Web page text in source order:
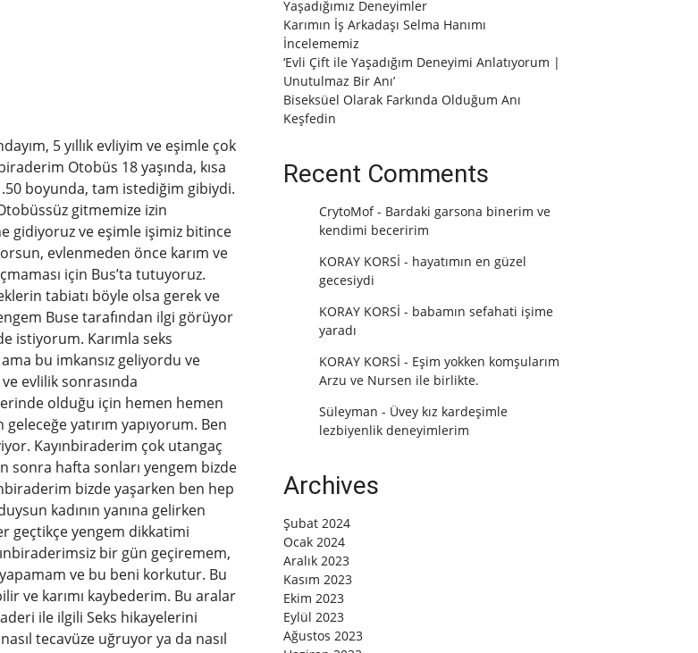
5 yıllık evliyim ve eşimle çok
Otobüs 18 yaşında, kısa
boyunda, tam istediğim gibiydi.
gitmemize izin
gidiyoruz ve eşimle işimiz bitince
evlenmeden önce karım ve
için Bus’ta tutuyoruz.
tabiatı böyle olsa gerek ve
Buse tarafından ilgi görüyor
istiyorum. Karımla seks
bu imkansız geliyordu ve
evlilik sonrasında
olduğu için hemen hemen
yatırım yapıyorum. Ben
Kayınbiraderim çok utangaç
sonra hafta sonları yengem bizde
bizde yaşarken ben hep
kadının yanına gelirken
geçtikçe yengem dikkatimi
bir gün geçiremem,
ve bu beni korkutur. Bu
ve karımı kaybederim. Bu aralar
ile ilgili Seks hikayelerini
tecavüze uğruyor ya da nasıl
Yaşadığımız Deneyimler
Karımın İş Arkadaşı Selma Hanımı
İncelememiz
‘Evli Çift ile Yaşadığım Deneyimi Anlatıyorum |
Unutulmaz Bir Anı’
Biseksüel Olarak Farkında Olduğum Anı
Keşfedin
Recent Comments
CrytoMof- Bardaki garsona binerim ve
kendimi beceririm
KORAY KORSİ - hayatımın en güzel
gecesiydi
KORAY KORSİ - babamın sefahati işime
yaradı
KORAY KORSİ - Eşim yokken komşularım
Arzu ve Nursen ile birlikte.
Süleyman - Üvey kız kardeşimle
lezbiyenlik deneyimlerim
Archives
Şubat 2024
Ocak 2024
Aralık 2023
Kasım 2023
Ekim 2023
Eylül 2023
Ağustos 2023